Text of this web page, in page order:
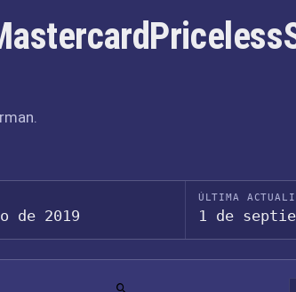
de 2019
ÚLTIMA
1 de